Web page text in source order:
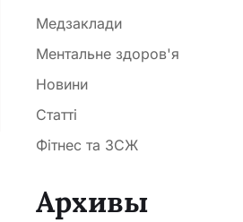
Медзаклади
Ментальне здоров'я
Новини
Статті
Фітнес та ЗСЖ
Архивы